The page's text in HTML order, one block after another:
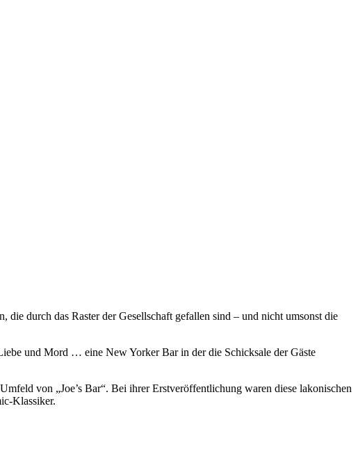
die durch das Raster der Gesellschaft gefallen sind – und nicht umsonst die
und Mord … eine New Yorker Bar in der die Schicksale der Gäste
von „Joe’s Bar“. Bei ihrer Erstveröffentlichung waren diese lakonischen
Klassiker.